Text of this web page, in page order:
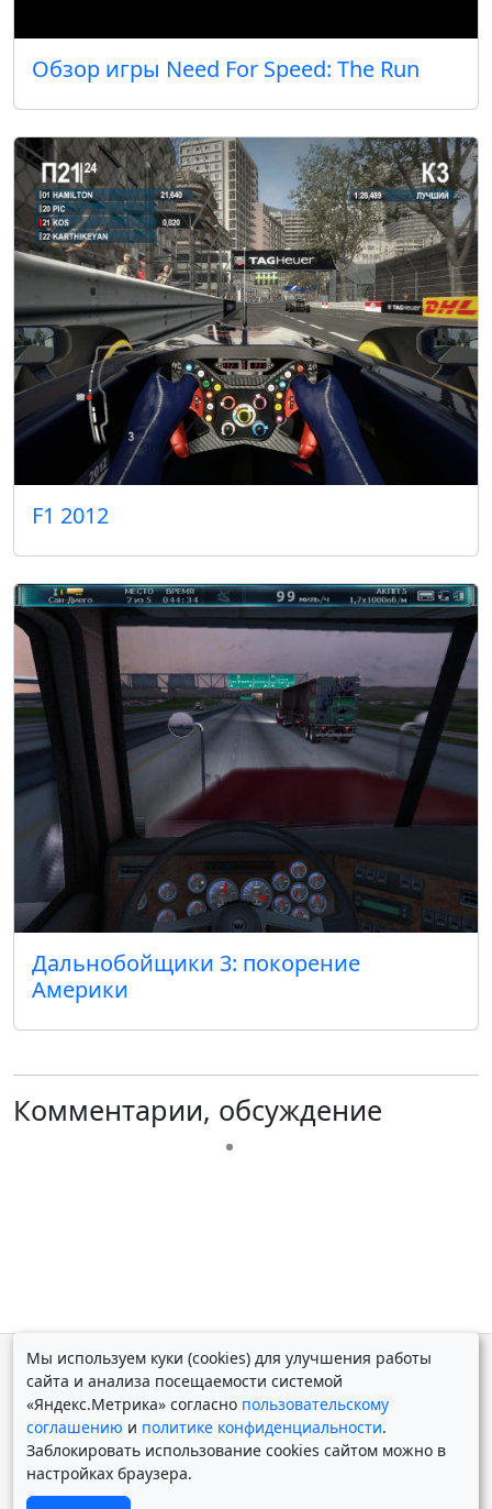
Обзор игры Need For Speed: The Run
F1 2012
Дальнобойщики 3: покорение
Америки
Комментарии, обсуждение
Мы используем куки (cookies) для улучшения работы
сайта и анализа посещаемости системой
«Яндекс.Метрика» согласно пользовательскому
соглашению и политике конфиденциальности.
Заблокировать использование cookies сайтом можно в
настройках браузера.
© Дмитрий Косолапов 2007 — 2026.Старая версия
Powered byYii Framework